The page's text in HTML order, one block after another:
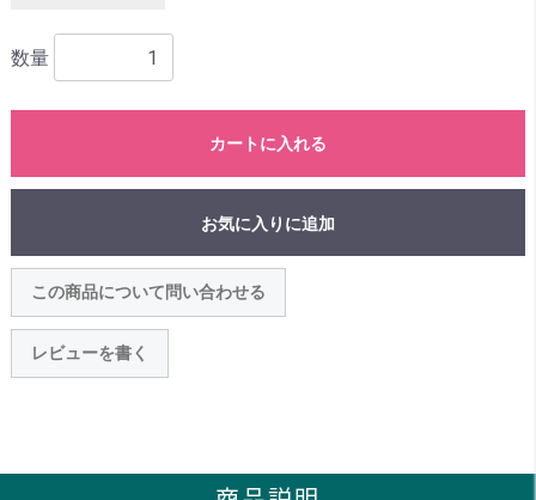
数量
カートに入れる
お気に入りに追加
この商品について問い合わせる
レビューを書く